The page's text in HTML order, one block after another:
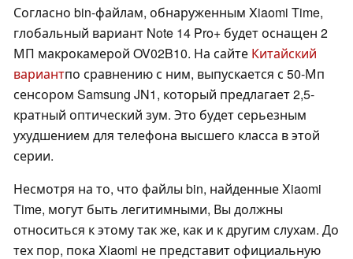
Согласно bin-файлам, обнаруженным Xiaomi Time,
глобальный вариант Note 14 Pro+ будет оснащен 2
МП макрокамерой OV02B10. На сайте Китайский
вариантпо сравнению с ним, выпускается с 50-Мп
сенсором Samsung JN1, который предлагает 2,5-
кратный оптический зум. Это будет серьезным
ухудшением для телефона высшего класса в этой
серии.
Несмотря на то, что файлы bin, найденные Xiaomi
Time, могут быть легитимными, Вы должны
относиться к этому так же, как и к другим слухам. До
тех пор, пока Xiaomi не представит официальную